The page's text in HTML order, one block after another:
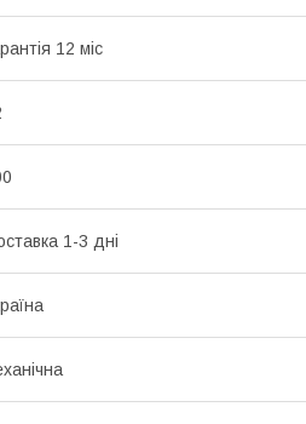
12 міс
1-3 дні